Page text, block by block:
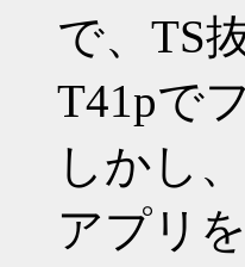
で、TS
T41pで
しかし
アプリ